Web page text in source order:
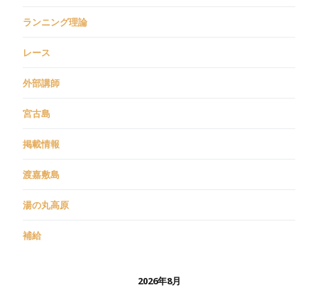
ランニング理論
レース
外部講師
宮古島
掲載情報
渡嘉敷島
湯の丸高原
補給
2026年8月